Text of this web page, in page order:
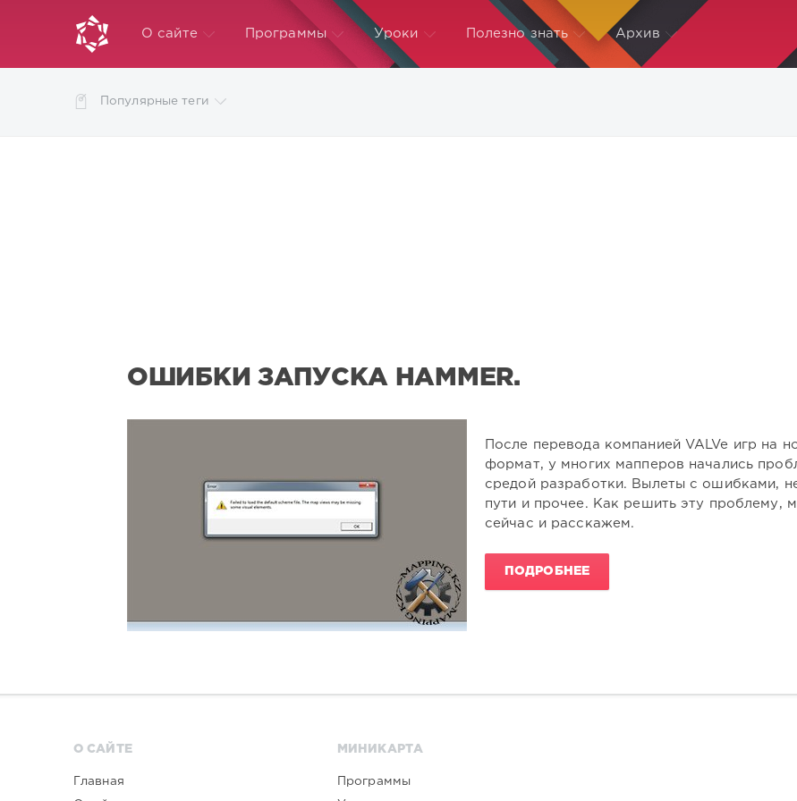
О сайте Программы Уроки Полезно знать Архив
Популярные теги
ОШИБКИ ЗАПУСКА HAMMER.
После перевода компанией VALVe игр на
формат, у многих мапперов начались
средой разработки. Вылеты с ошибками,
пути и прочее. Как решить эту проблему,
сейчас и расскажем.
ПОДРОБНЕЕ
О САЙТЕ
Главная
МИНИКАРТА
Программы